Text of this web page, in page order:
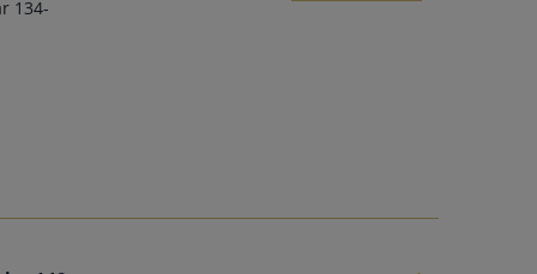
134-